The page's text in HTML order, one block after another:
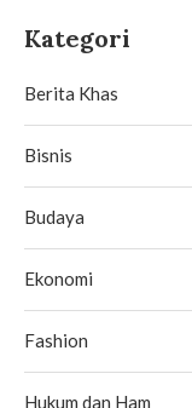
Kategori
Berita Khas
Bisnis
Budaya
Ekonomi
Fashion
Hukum dan Ham